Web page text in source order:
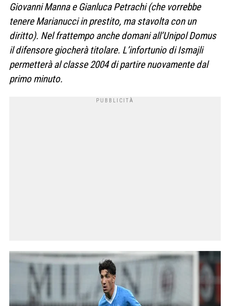
Giovanni Manna e Gianluca Petrachi (che vorrebbe
tenere Marianucci in prestito, ma stavolta con un
diritto). Nel frattempo anche domani all’Unipol Domus
il difensore giocherà titolare. L’infortunio di Ismajli
permetterà al classe 2004 di partire nuovamente dal
primo minuto.